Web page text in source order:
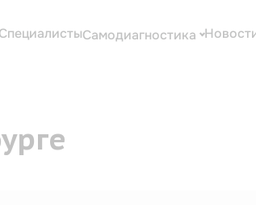
СпециалистыСамодиагностика